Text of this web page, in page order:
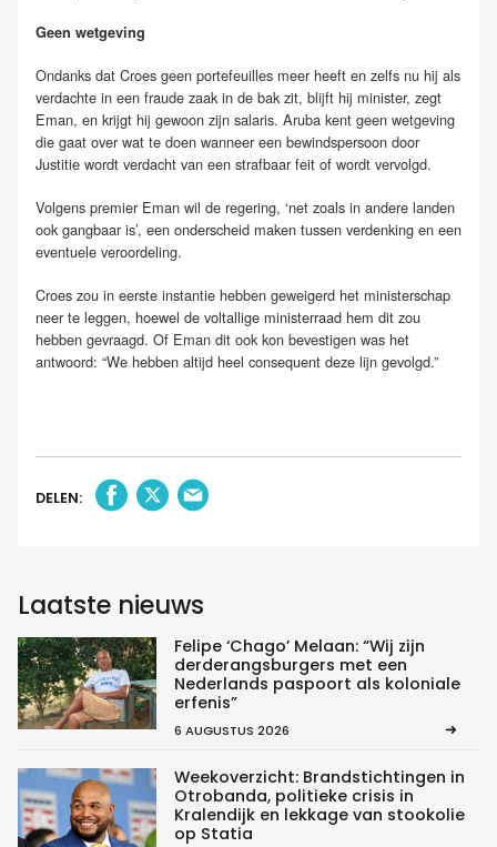
Geen wetgeving
Ondanks dat Croes geen portefeuilles meer heeft en zelfs nu hij als
verdachte in een fraude zaak in de bak zit, blijft hij minister, zegt
Eman, en krijgt hij gewoon zijn salaris. Aruba kent geen wetgeving
die gaat over wat te doen wanneer een bewindspersoon door
Justitie wordt verdacht van een strafbaar feit of wordt vervolgd.
Volgens premier Eman wil de regering, ‘net zoals in andere landen
ook gangbaar is’, een onderscheid maken tussen verdenking en een
eventuele veroordeling.
Croes zou in eerste instantie hebben geweigerd het ministerschap
neer te leggen, hoewel de voltallige ministerraad hem dit zou
hebben gevraagd. Of Eman dit ook kon bevestigen was het
antwoord: “We hebben altijd heel consequent deze lijn gevolgd.”
DELEN:
Laatste nieuws
Felipe ‘Chago’ Melaan: “Wij zijn
derderangsburgers met een
Nederlands paspoort als koloniale
erfenis”
6 AUGUSTUS 2026
Weekoverzicht: Brandstichtingen in
Otrobanda, politieke crisis in
Kralendijk en lekkage van stookolie
op Statia